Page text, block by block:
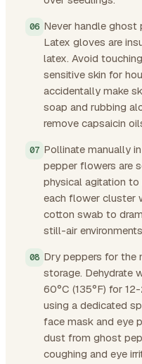
Never handle ghost
Latex gloves are
latex. Avoid
sensitive skin for
accidentally make
soap and rubbing
remove capsaicin
Pollinate manually
pepper flowers are
physical agitation to
each flower cluster
cotton swab to
still-air
Dry peppers for
storage. Dehydrate
60°C (135°F) for
using a dedicated
face mask and eye
dust from ghost
coughing and eye